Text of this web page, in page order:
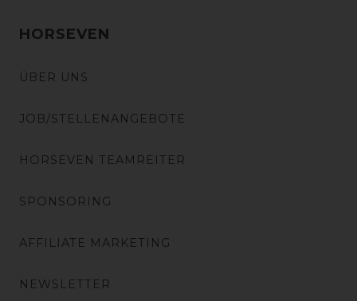
HORSEVEN
ÜBER UNS
JOB/STELLENANGEBOTE
HORSEVEN TEAMREITER
SPONSORING
AFFILIATE MARKETING
NEWSLETTER